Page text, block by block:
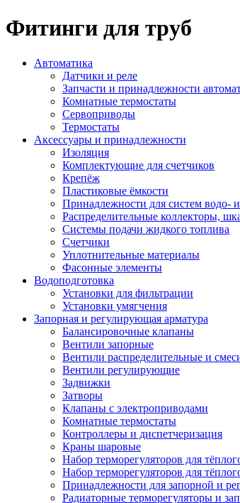
Фитинги для труб
Автоматика
Датчики и реле
Запчасти и принадлежности
Комнатные термостаты
Сервоприводы
Термостаты
Аксессуары и принадлежности
Изоляция
Комплектующие для счетчиков
Крепёж
Пластиковые ёмкости
Принадлежности для систем водо-
Распределительные коллекторы,
Системы подачи жидкого топлива
Счетчики
Уплотнительные материалы
Фасонные элементы
Водоподготовка
Установки для фильтрации
Установки умягчения
Запорная и регулирующая арматура
Балансировочные клапаны
Вентили запорные
Вентили распределительные и
Вентили регулирующие
Задвижки
Затворы
Клапаны с электроприводами
Комнатные термостаты
Контроллеры и диспетчеризация
Краны шаровые
Набор терморегуляторов для
Набор терморегуляторов для
Принадлежности для запорной и
Радиаторные терморегуляторы и